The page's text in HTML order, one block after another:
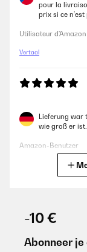
pour la
prix si ce n’est
Utilisateur d'Amazon
Vertaal
Lieferung war
wie groß er
Amazon-Benutzer
wie groß er
-10 €
Abonneer